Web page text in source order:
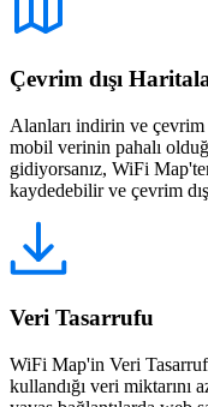
Çevrim dışı
Alanları indirin ve çevrim
mobil verinin pahalı
gidiyorsanız, WiFi
kaydedebilir ve çevrim
Veri Tasarrufu
WiFi Map'in Veri
kullandığı veri miktarını